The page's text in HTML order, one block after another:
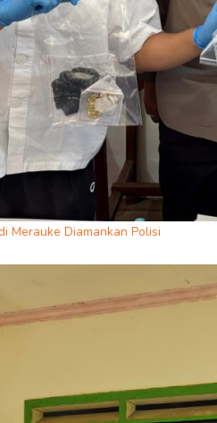
Merauke Diamankan Polisi